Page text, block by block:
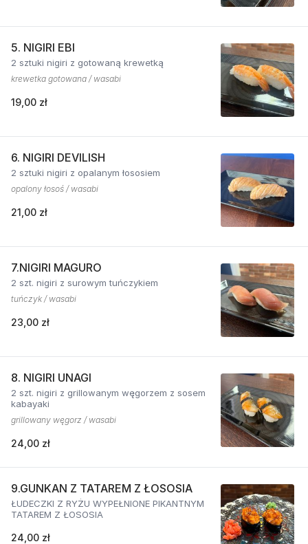
5. NIGIRI EBI
2 sztuki nigiri z gotowaną krewetką
krewetka gotowana / wasabi
19,00 zł
6. NIGIRI DEVILISH
2 sztuki nigiri z opalanym łososiem
opalony łosoś / wasabi
21,00 zł
7.NIGIRI MAGURO
2 szt. nigiri z surowym tuńczykiem
tuńczyk / wasabi
23,00 zł
8. NIGIRI UNAGI
2 szt. nigiri z grillowanym węgorzem z sosem
kabayaki
grillowany węgorz / wasabi
24,00 zł
9.GUNKAN Z TATAREM Z ŁOSOSIA
ŁUDECZKI Z RYŻU WYPEŁNIONE PIKANTNYM
TATAREM Z ŁOSOSIA
24,00 zł